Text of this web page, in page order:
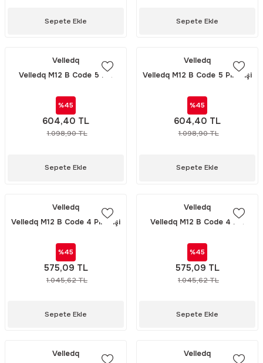
Sepete Ekle Sepete Ekle
Velledq
Velledq M12 B Code 5 Pin
M12BM05S
%45
604,40 TL
1.098,90 TL
Sepete Ekle
Velledq
Velledq M12 B Code 5 Pin Dişi
%45
604,40 TL
1.098,90 TL
Sepete Ekle
Velledq
Velledq M12 B Code 4 Pin Dişi
%45
575,09 TL
1.045,62 TL
Sepete Ekle
Velledq
Velledq M12 B Code 4 Pin
M12BM04T
%45
575,09 TL
1.045,62 TL
Sepete Ekle
Velledq
Velledq